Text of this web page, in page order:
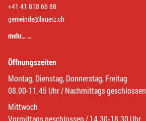
+41 41 818 66 88
gemeinde@lauerz.ch
mehr… …
Öffnungszeiten
Montag, Dienstag, Donnerstag, Freitag
08.00-11.45 Uhr / Nachmittags geschlossen
Mittwoch
Vormittags geschlossen / 14.30-18.30 Uhr